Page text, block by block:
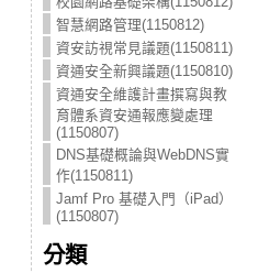
智慧網路管理(1150812)
資安訪視常見議題(1150811)
資通安全新興議題(1150810)
資通安全維護計畫撰寫與教
育體系資安通報應變處理
(1150807)
DNS基礎概論與WebDNS實
作(1150811)
Jamf Pro 基礎入門（iPad）
(1150807)
分類